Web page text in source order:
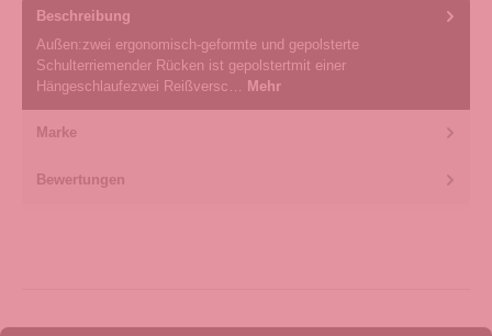
Beschreibung
Außen:zwei ergonomisch-geformte und gepolsterte
Schulterriemender Rücken ist gepolstertmit einer
Hängeschlaufezwei Reißversc…
Mehr
Marke
Bewertungen